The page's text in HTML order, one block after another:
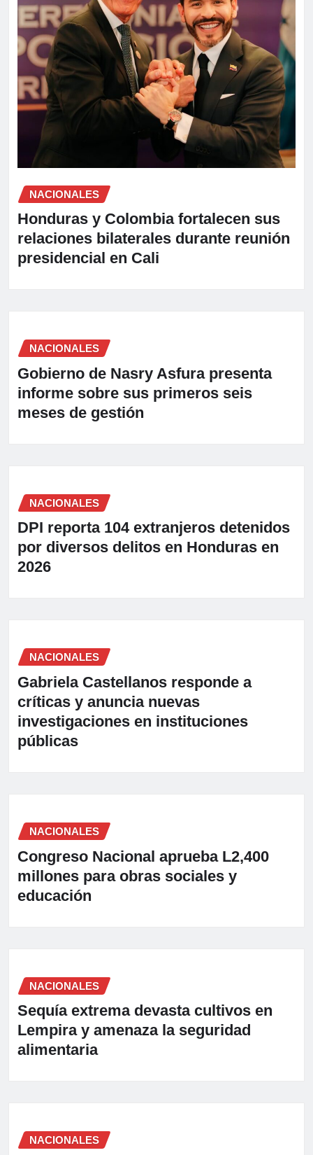
NACIONALES
Honduras y Colombia fortalecen sus
relaciones bilaterales durante reunión
presidencial en Cali
NACIONALES
Gobierno de Nasry Asfura presenta
informe sobre sus primeros seis
meses de gestión
NACIONALES
DPI reporta 104 extranjeros detenidos
por diversos delitos en Honduras en
2026
NACIONALES
Gabriela Castellanos responde a
críticas y anuncia nuevas
investigaciones en instituciones
públicas
NACIONALES
Congreso Nacional aprueba L2,400
millones para obras sociales y
educación
NACIONALES
Sequía extrema devasta cultivos en
Lempira y amenaza la seguridad
alimentaria
NACIONALES